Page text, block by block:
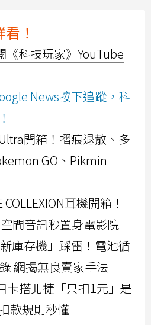
！
《科技玩家》YouTube
News按下追蹤，科
開箱！摺痕退散、多
GO、Pikmin
耳機開箱！
間音訊秒置身電影院
庫存機」踩雷！電池循
網揭無良賣家手法
卡搭北捷「只扣1元」是
款規則秒懂